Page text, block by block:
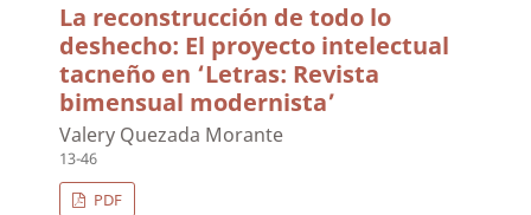
La reconstrucción de todo lo
deshecho: El proyecto intelectual
tacneño en ‘Letras: Revista
bimensual modernista’
Valery Quezada Morante
13-46
PDF